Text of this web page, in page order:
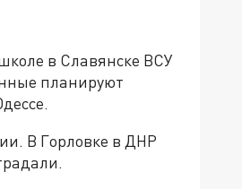
в Славянске ВСУ
планируют
В Горловке в ДНР